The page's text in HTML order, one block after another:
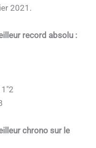
2021.
record absolu :
chrono sur le